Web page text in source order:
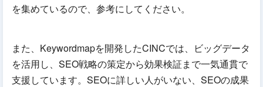
を集めているので、参考にしてください。
また、Keywordmapを開発したCINCでは、ビッグデータ
を活用し、SEO戦略の策定から効果検証まで一気通貫で
支援しています。SEOに詳しい人がいない、SEOの成果